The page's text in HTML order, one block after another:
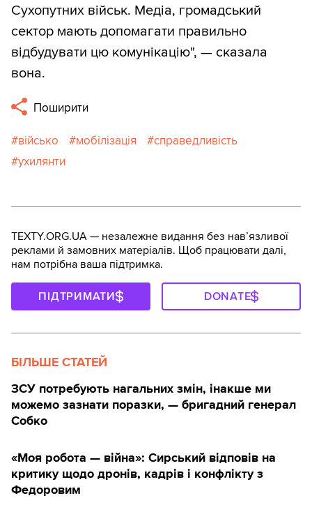
Сухопутних військ. Медіа, громадський
сектор мають допомагати правильно
відбудувати цю комунікацію", — сказала
вона.
Поширити
військо мобілізація
справедливість
ухилянти
TEXTY.ORG.UA — незалежне видання без навʼязливої
реклами й замовних матеріалів. Щоб працювати далі,
нам потрібна ваша підтримка.
ПІДТРИМАТИ DONATE
БІЛЬШЕ СТАТЕЙ
ЗСУ потребують нагальних змін, інакше ми
можемо зазнати поразки, — бригадний генерал
Собко
«Моя робота — війна»: Сирський відповів на
критику щодо дронів, кадрів і конфлікту з
Федоровим